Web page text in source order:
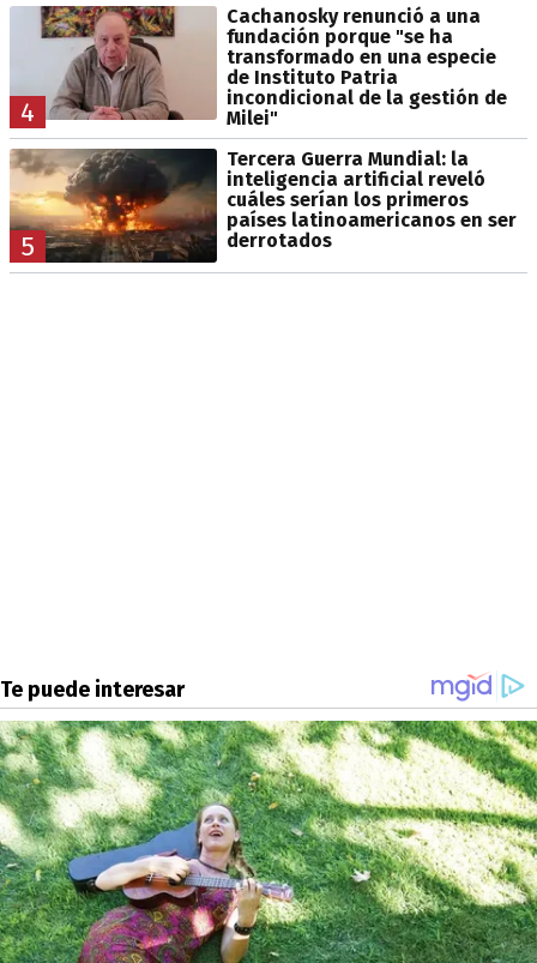
4
Cachanosky renunció a una
fundación porque "se ha
transformado en una especie
de Instituto Patria
incondicional de la gestión de
Milei"
5
Tercera Guerra Mundial: la
inteligencia artificial reveló
cuáles serían los primeros
países latinoamericanos en ser
derrotados